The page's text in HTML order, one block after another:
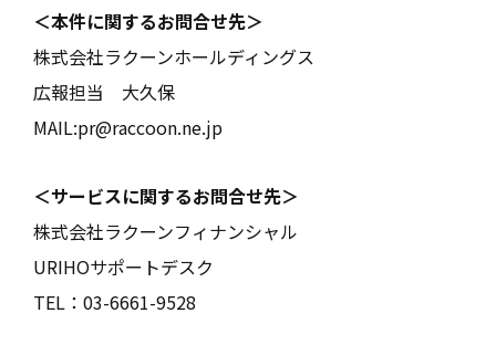
＜本件に関するお問合せ先＞
株式会社ラクーンホールディングス
広報担当 大久保
MAIL:pr@raccoon.ne.jp
＜サービスに関するお問合せ先＞
株式会社ラクーンフィナンシャル
URIHOサポートデスク
TEL：03-6661-9528